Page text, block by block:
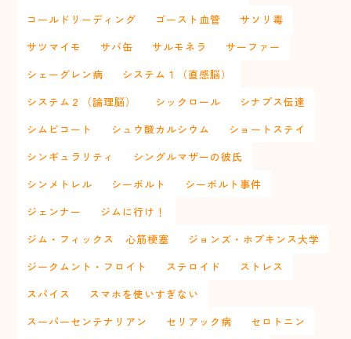
コールドリーディング
ゴースト血管
サソリ毒
サツマイモ
サバ缶 サルモネラ
サーファー
シェーグレン病
システム１（直感脳）
システム２（論理脳）
シックロール
シナプス伝達
シムビコート
シュウ酸カルシウム
ショートステイ
シンギュラリティ
シングルマザーの彼氏
シンメトレル
シーボルト
シーボルト事件
ジェンナー
ジムに行け！
ジム・フィックス 心筋梗塞
ジョンズ・ホプキンス大学
ジークムント・フロイト
ステロイド
ストレス
スパイス
スマホを使いすぎない
スーパーセンテナリアン
セリアック病
セロトニン